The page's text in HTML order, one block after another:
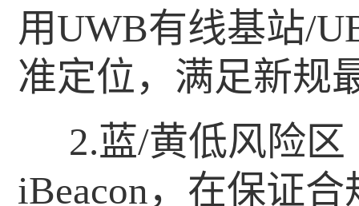
用UWB有线基站/
准定位，满足新规
2.蓝/黄低风险
iBeacon，在保证